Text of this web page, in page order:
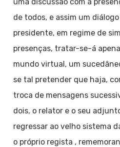
de todos, e assim um
presidente, em regime de
presenças, tratar-se-á
mundo virtual, um
se tal pretender que haja,
troca de mensagens
dois, o relator e o seu
regressar ao velho sistema
o próprio regista ,